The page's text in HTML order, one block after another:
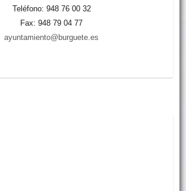
Teléfono: 948 76 00 32
Fax: 948 79 04 77
ayuntamiento@burguete.es